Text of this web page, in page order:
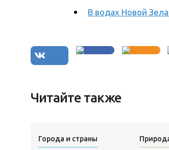
В водах Новой
Читайте также
Города и страны